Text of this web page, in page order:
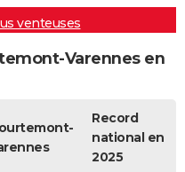
venteuses
Varennes en
Record
national en
2025